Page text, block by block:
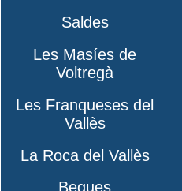
Saldes
Les Masíes de
Voltregà
Les Franqueses del
Vallès
La Roca del Vallès
Begues